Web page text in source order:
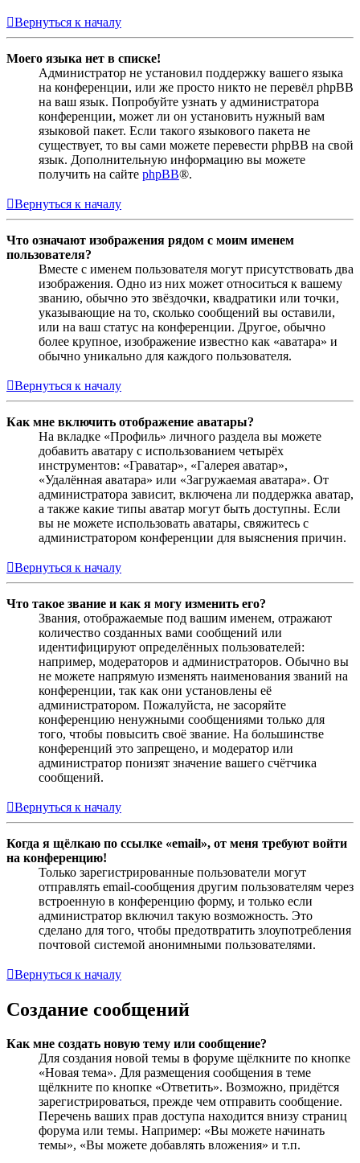
Вернуться к началу
Моего языка нет в списке!
Администратор не установил поддержку вашего языка
на конференции, или же просто никто не перевёл phpBB
на ваш язык. Попробуйте узнать у администратора
конференции, может ли он установить нужный вам
языковой пакет. Если такого языкового пакета не
существует, то вы сами можете перевести phpBB на свой
язык. Дополнительную информацию вы можете
получить на сайте phpBB®.
Вернуться к началу
Что означают изображения рядом с моим именем
пользователя?
Вместе с именем пользователя могут присутствовать два
изображения. Одно из них может относиться к вашему
званию, обычно это звёздочки, квадратики или точки,
указывающие на то, сколько сообщений вы оставили,
или на ваш статус на конференции. Другое, обычно
более крупное, изображение известно как «аватара» и
обычно уникально для каждого пользователя.
Вернуться к началу
Как мне включить отображение аватары?
На вкладке «Профиль» личного раздела вы можете
добавить аватару с использованием четырёх
инструментов: «Граватар», «Галерея аватар»,
«Удалённая аватара» или «Загружаемая аватара». От
администратора зависит, включена ли поддержка аватар,
а также какие типы аватар могут быть доступны. Если
вы не можете использовать аватары, свяжитесь с
администратором конференции для выяснения причин.
Вернуться к началу
Что такое звание и как я могу изменить его?
Звания, отображаемые под вашим именем, отражают
количество созданных вами сообщений или
идентифицируют определённых пользователей:
например, модераторов и администраторов. Обычно вы
не можете напрямую изменять наименования званий на
конференции, так как они установлены её
администратором. Пожалуйста, не засоряйте
конференцию ненужными сообщениями только для
того, чтобы повысить своё звание. На большинстве
конференций это запрещено, и модератор или
администратор понизят значение вашего счётчика
сообщений.
Вернуться к началу
Когда я щёлкаю по ссылке «email», от меня требуют войти
на конференцию!
Только зарегистрированные пользователи могут
отправлять email-сообщения другим пользователям через
встроенную в конференцию форму, и только если
администратор включил такую возможность. Это
сделано для того, чтобы предотвратить злоупотребления
почтовой системой анонимными пользователями.
Вернуться к началу
Создание сообщений
Как мне создать новую тему или сообщение?
Для создания новой темы в форуме щёлкните по кнопке
«Новая тема». Для размещения сообщения в теме
щёлкните по кнопке «Ответить». Возможно, придётся
зарегистрироваться, прежде чем отправить сообщение.
Перечень ваших прав доступа находится внизу страниц
форума или темы. Например: «Вы можете начинать
темы», «Вы можете добавлять вложения» и т.п.